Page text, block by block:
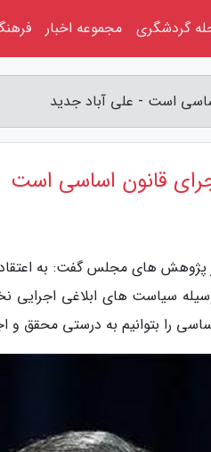
است - علی آباد جدید
قانون اساسی است
پژوهش های مجلس گفت: به
سیاست های ابلاغی اجرایی
را بتوانیم به درستی محقق و
گردشگری مجموعه اخبار